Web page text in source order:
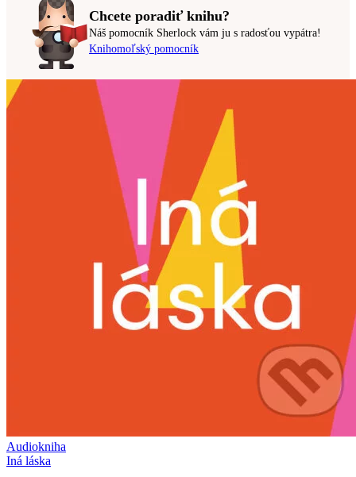
Chcete poradiť knihu?
Náš pomocník Sherlock vám ju s radosťou vypátra!
Knihomoľský pomocník
Audiokniha
Iná láska